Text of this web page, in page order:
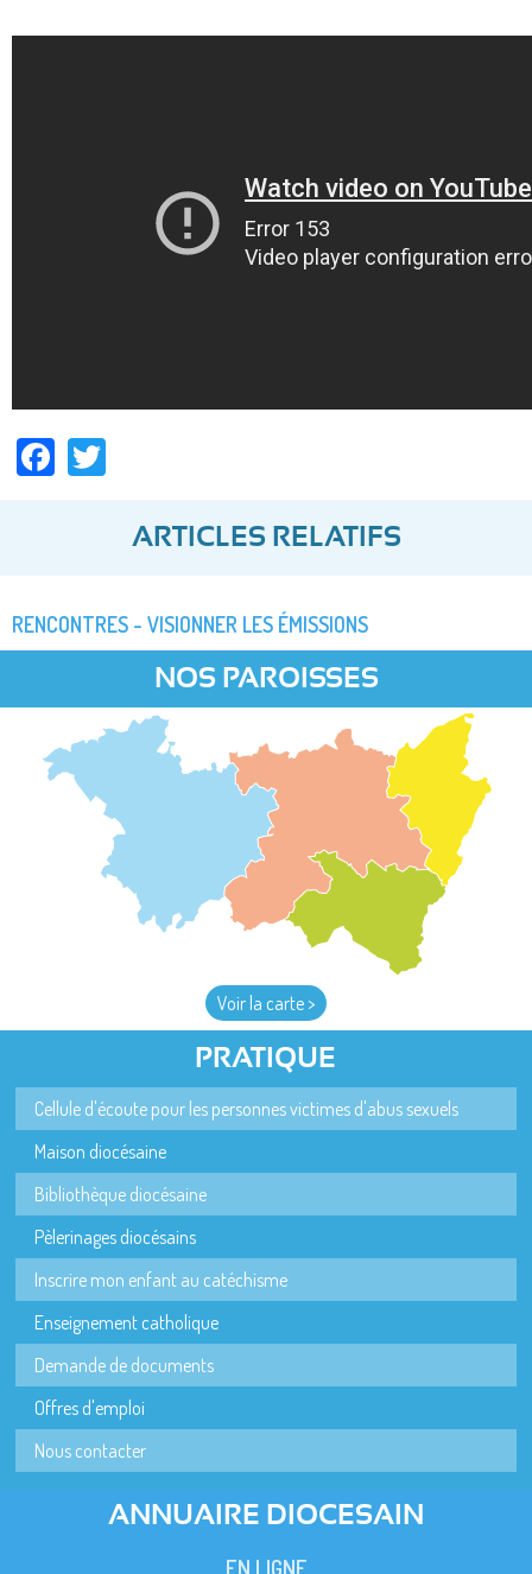
Facebook
ARTICLES RELATIFS
RENCONTRES - VISIONNER LES ÉMISSIONS
NOS PAROISSES
Voir la carte >
PRATIQUE
Cellule d'écoute pour les personnes victimes d'abus sexuels
Maison diocésaine
Bibliothèque diocésaine
Pèlerinages diocésains
Inscrire mon enfant au catéchisme
Enseignement catholique
Demande de documents
Offres d'emploi
Nous contacter
ANNUAIRE DIOCESAIN
EN LIGNE